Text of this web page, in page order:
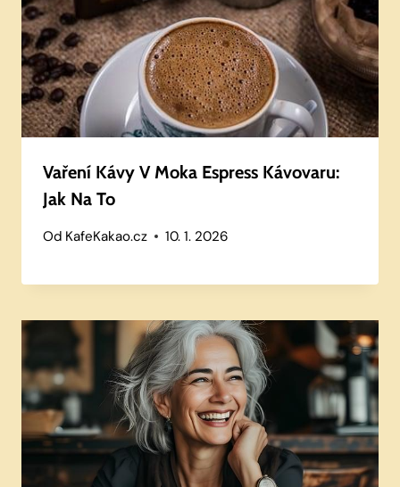
Vaření Kávy V Moka Espress Kávovaru:
Jak Na To
Od KafeKakao.cz 10. 1. 2026